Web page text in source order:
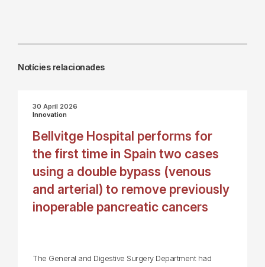
Notícies relacionades
30 April 2026
Innovation
Bellvitge Hospital performs for
the first time in Spain two cases
using a double bypass (venous
and arterial) to remove previously
inoperable pancreatic cancers
The General and Digestive Surgery Department had